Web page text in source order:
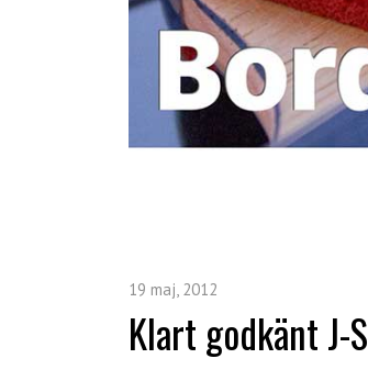
19 maj, 2012
Klart godkänt J-